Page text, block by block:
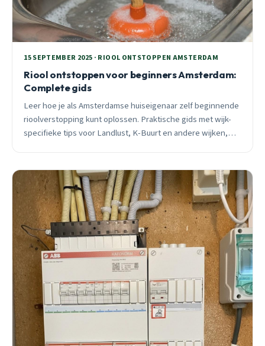
15 SEPTEMBER 2025 · RIOOL ONTSTOPPEN AMSTERDAM
Riool ontstoppen voor beginners Amsterdam:
Complete gids
Leer hoe je als Amsterdamse huiseigenaar zelf beginnende
rioolverstopping kunt oplossen. Praktische gids met wijk-
specifieke tips voor Landlust, K-Buurt en andere wijken,